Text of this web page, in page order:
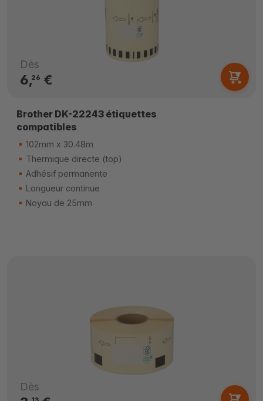
Dès
6,26 €
Brother DK-22243 étiquettes
compatibles
102mm x 30.48m
Thermique directe (top)
Adhésif permanente
Longueur continue
Noyau de 25mm
Dès